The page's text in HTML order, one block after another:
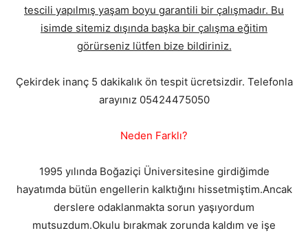
tescili yapılmış yaşam boyu garantili bir çalışmadır. Bu
isimde sitemiz dışında başka bir çalışma eğitim
görürseniz lütfen bize bildiriniz.
Çekirdek inanç 5 dakikalık ön tespit ücretsizdir. Telefonla
arayınız 05424475050
Neden Farklı?
1995 yılında Boğaziçi Üniversitesine girdiğimde
hayatımda bütün engellerin kalktığını hissetmiştim.Ancak
derslere odaklanmakta sorun yaşıyordum
mutsuzdum.Okulu bırakmak zorunda kaldım ve işe